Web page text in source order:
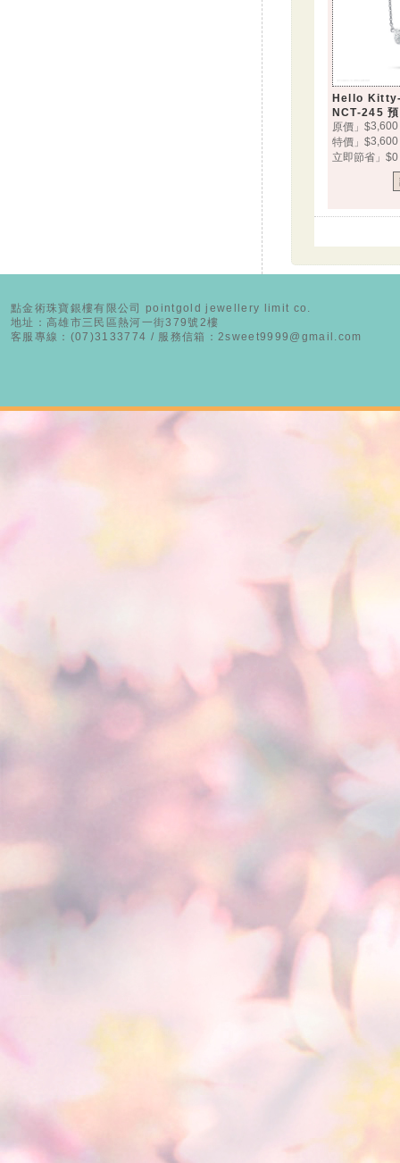
Hello Kitty-
NCT-245
原價」$3,600
特價」$3,600
立即節省」$0
點金術珠寶銀樓有限公司 pointgold jewellery limit co.
地址：高雄市三民區熱河一街379號2樓
客服專線：(07)3133774 / 服務信箱：2sweet9999@gmail.com